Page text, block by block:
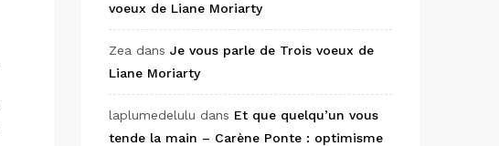
voeux de Liane Moriarty
Zea dans Je vous parle de Trois voeux de
Liane Moriarty
laplumedelulu dans Et que quelqu’un vous
tende la main – Carène Ponte : optimisme